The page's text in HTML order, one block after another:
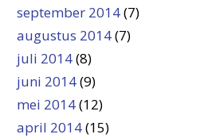
september 2014(7)
augustus 2014(7)
juli 2014(8)
juni 2014(9)
mei 2014(12)
april 2014(15)